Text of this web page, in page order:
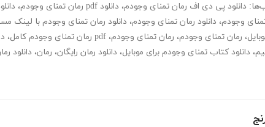
دانلود پی دی اف رمان تمنای وجودم، دانلود pdf رمان تمنای وجودم ،
وجودم، دانلود رمان تمنای وجودم، دانلود رمان تمنای وجودم با لینک
، رمان تمنای وجودم، رمان تمنای وجودم، pdf رمان تمنای وجودم کامل ،
، دانلود کتاب تمنای وجودم برای موبایل، دانلود رمان رایگان، رمان، دانلود